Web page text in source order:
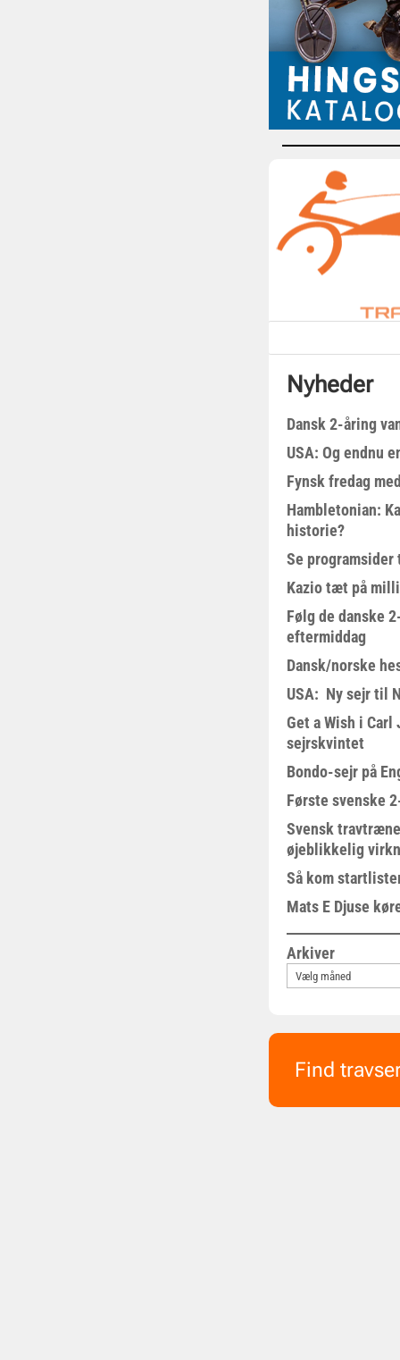
Nyheder
Dansk 2-åring
USA: Og endnu
Fynsk fredag
Hambletonian:
historie?
Se
Kazio tæt på
Følg de danske
eftermiddag
Dansk/norske
USA: Ny sejr til
Get a Wish i Carl
sejrskvintet
Bondo-sejr på
Første svenske
Svensk
øjeblikkelig
Så kom
Mats E Djuse
Arkiver
Find